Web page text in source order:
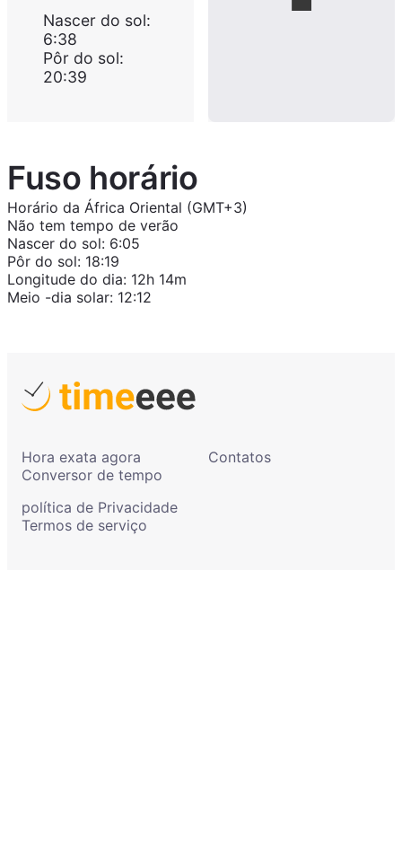
Nascer do sol:
6:38
Pôr do sol:
20:39
Fuso horário
Horário da África Oriental (GMT+3)
Não tem tempo de verão
Nascer do sol: 6:05
Pôr do sol: 18:19
Longitude do dia: 12h 14m
Meio -dia solar: 12:12
Hora exata agora
Conversor de tempo
Contatos
política de Privacidade
Termos de serviço